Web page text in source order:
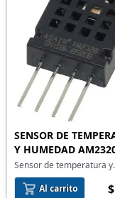
SENSOR DE
Y HUMEDAD
Sensor de temperatura y
humedad AM2320
Al carrito